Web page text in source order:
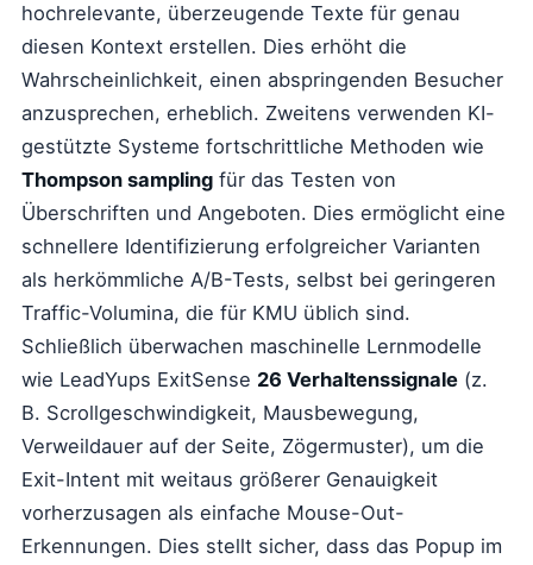
hochrelevante, überzeugende Texte für genau
diesen Kontext erstellen. Dies erhöht die
Wahrscheinlichkeit, einen abspringenden Besucher
anzusprechen, erheblich. Zweitens verwenden KI-
gestützte Systeme fortschrittliche Methoden wie
Thompson sampling für das Testen von
Überschriften und Angeboten. Dies ermöglicht eine
schnellere Identifizierung erfolgreicher Varianten
als herkömmliche A/B-Tests, selbst bei geringeren
Traffic-Volumina, die für KMU üblich sind.
Schließlich überwachen maschinelle Lernmodelle
wie LeadYups ExitSense 26 Verhaltenssignale (z.
B. Scrollgeschwindigkeit, Mausbewegung,
Verweildauer auf der Seite, Zögermuster), um die
Exit-Intent mit weitaus größerer Genauigkeit
vorherzusagen als einfache Mouse-Out-
Erkennungen. Dies stellt sicher, dass das Popup im